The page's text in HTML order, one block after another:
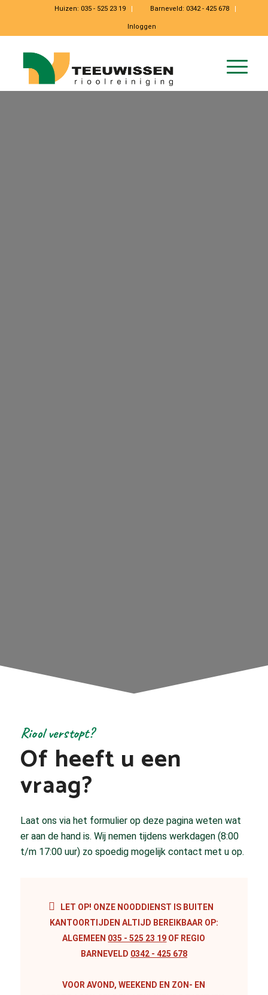
Huizen: 035 - 525 23 19 Barneveld: 0342 - 425 678
Inloggen
Riool verstopt?
Of heeft u een
vraag?
Laat ons via het formulier op deze pagina weten wat
er aan de hand is. Wij nemen tijdens werkdagen (8:00
t/m 17:00 uur) zo spoedig mogelijk contact met u op.
LET OP! ONZE NOODDIENST IS BUITEN
KANTOORTIJDEN ALTIJD BEREIKBAAR OP:
ALGEMEEN 035 - 525 23 19 OF REGIO
BARNEVELD 0342 - 425 678
VOOR AVOND, WEEKEND EN ZON- EN